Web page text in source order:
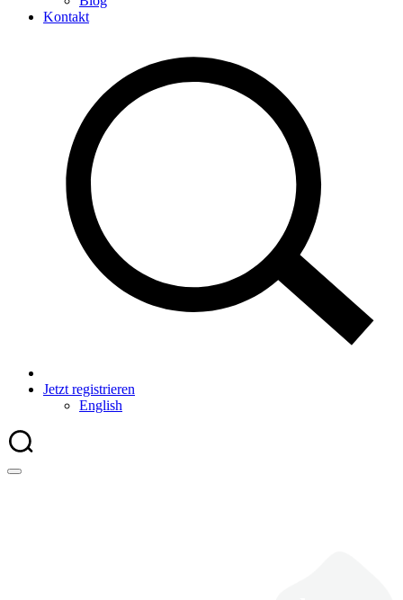
Kontakt
Jetzt registrieren
English